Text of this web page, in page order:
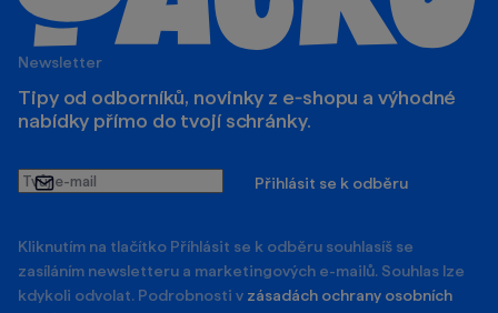
Newsletter
Tipy od odborníků, novinky z e‑shopu a výhodné
nabídky přímo do tvojí schránky.
Tvůj
e-
Přihlásit se k odběru
Kliknutím na tlačítko Příhlásit se k odběru souhlasíš se
zasíláním newsletteru a marketingových e-mailů. Souhlas lze
kdykoli odvolat. Podrobnosti v zásadách ochrany osobních